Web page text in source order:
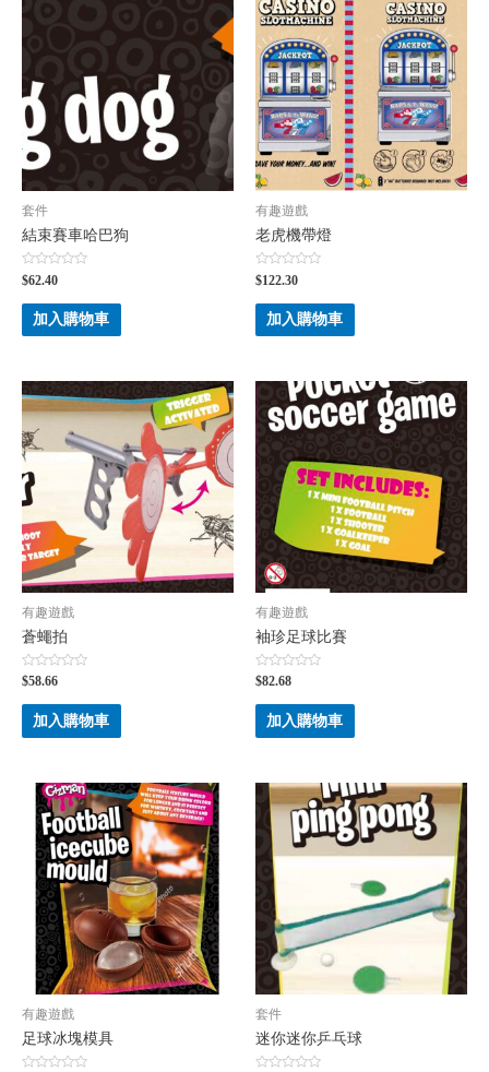
套件
結束賽車哈巴狗
評
分
0
滿
分
5
$62.40
加入購物車
有趣遊戲
老虎機帶燈
評
分
0
滿
分
5
$122.30
加入購物車
有趣遊戲
蒼蠅拍
評
分
0
滿
分
5
$58.66
加入購物車
有趣遊戲
袖珍足球比賽
評
分
0
滿
分
5
$82.68
加入購物車
有趣遊戲
足球冰塊模具
套件
迷你迷你乒乓球